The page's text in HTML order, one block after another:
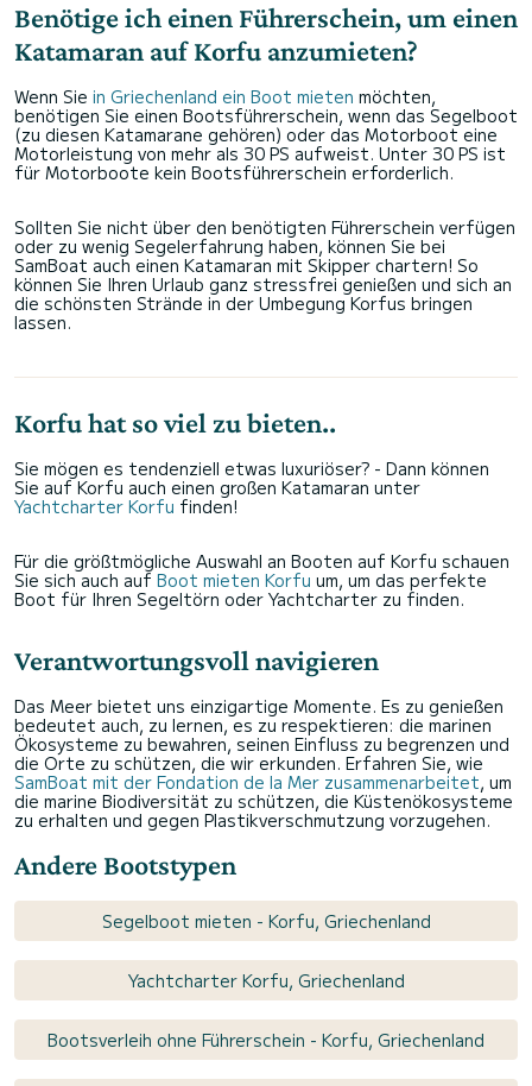
Benötige ich einen Führerschein, um einen
Katamaran auf Korfu anzumieten?
Wenn Sie in Griechenland ein Boot mieten möchten,
benötigen Sie einen Bootsführerschein, wenn das Segelboot
(zu diesen Katamarane gehören) oder das Motorboot eine
Motorleistung von mehr als 30 PS aufweist. Unter 30 PS ist
für Motorboote kein Bootsführerschein erforderlich.
Sollten Sie nicht über den benötigten Führerschein verfügen
oder zu wenig Segelerfahrung haben, können Sie bei
SamBoat auch einen Katamaran mit Skipper chartern! So
können Sie Ihren Urlaub ganz stressfrei genießen und sich an
die schönsten Strände in der Umbegung Korfus bringen
lassen.
Korfu hat so viel zu bieten..
Sie mögen es tendenziell etwas luxuriöser? - Dann können
Sie auf Korfu auch einen großen Katamaran unter
Yachtcharter Korfu finden!
Für die größtmögliche Auswahl an Booten auf Korfu schauen
Sie sich auch auf Boot mieten Korfu um, um das perfekte
Boot für Ihren Segeltörn oder Yachtcharter zu finden.
Verantwortungsvoll navigieren
Das Meer bietet uns einzigartige Momente. Es zu genießen
bedeutet auch, zu lernen, es zu respektieren: die marinen
Ökosysteme zu bewahren, seinen Einfluss zu begrenzen und
die Orte zu schützen, die wir erkunden. Erfahren Sie, wie
SamBoat mit der Fondation de la Mer zusammenarbeitet, um
die marine Biodiversität zu schützen, die Küstenökosysteme
zu erhalten und gegen Plastikverschmutzung vorzugehen.
Andere Bootstypen
Segelboot mieten - Korfu, Griechenland
Yachtcharter Korfu, Griechenland
Bootsverleih ohne Führerschein - Korfu, Griechenland